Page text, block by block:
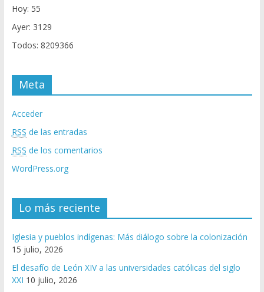
Hoy: 55
Ayer: 3129
Todos: 8209366
Meta
Acceder
RSS de las entradas
RSS de los comentarios
WordPress.org
Lo más reciente
Iglesia y pueblos indígenas: Más diálogo sobre la colonización
15 julio, 2026
El desafío de León XIV a las universidades católicas del siglo
XXI 10 julio, 2026